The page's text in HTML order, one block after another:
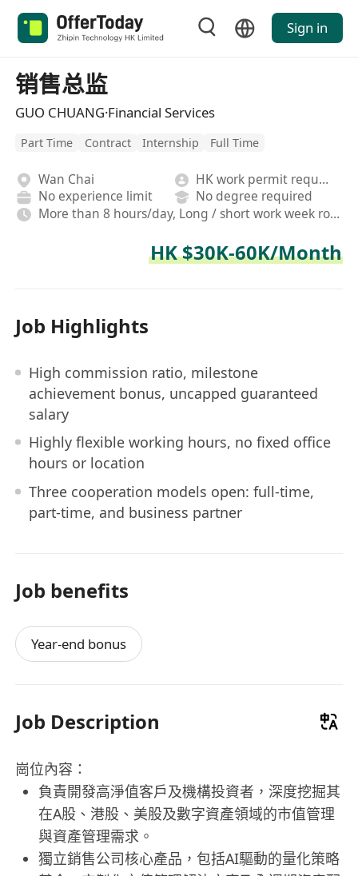
Sign in
销售总监
GUO CHUANG·Financial Services
Part Time Contract Internship Full Time
Wan Chai
HK work permit required
No experience limit
No degree required
More than 8 hours/day, Long / short work week rotation, Hybrid,On-site,Fixed, Rotating shifts
HK $30K-60K/Month
Job Highlights
High commission ratio, milestone
achievement bonus, uncapped guaranteed
salary
Highly flexible working hours, no fixed office
hours or location
Three cooperation models open: full-time,
part-time, and business partner
Job benefits
Year-end bonus
Job Description
崗位內容：
負責開發高淨值客戶及機構投資者，深度挖掘其
在A股、港股、美股及數字資產領域的市值管理
與資產管理需求。
獨立銷售公司核心產品，包括AI驅動的量化策略